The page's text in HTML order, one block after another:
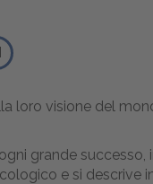
loro visione del
grande
e si descrive